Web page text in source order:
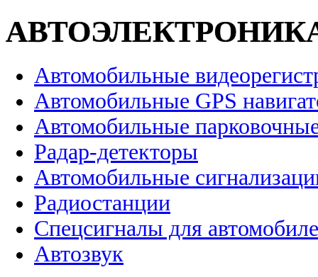
Автомобильные
Автомобильные GPS
Автомобильные
Радар-детекторы
Автомобильные
Радиостанции
Спецсигналы для
Автозвук